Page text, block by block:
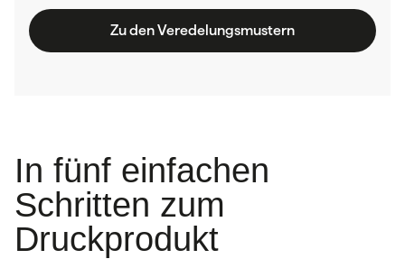
Zu den Veredelungsmustern
In fünf einfachen
Schritten zum
Druckprodukt